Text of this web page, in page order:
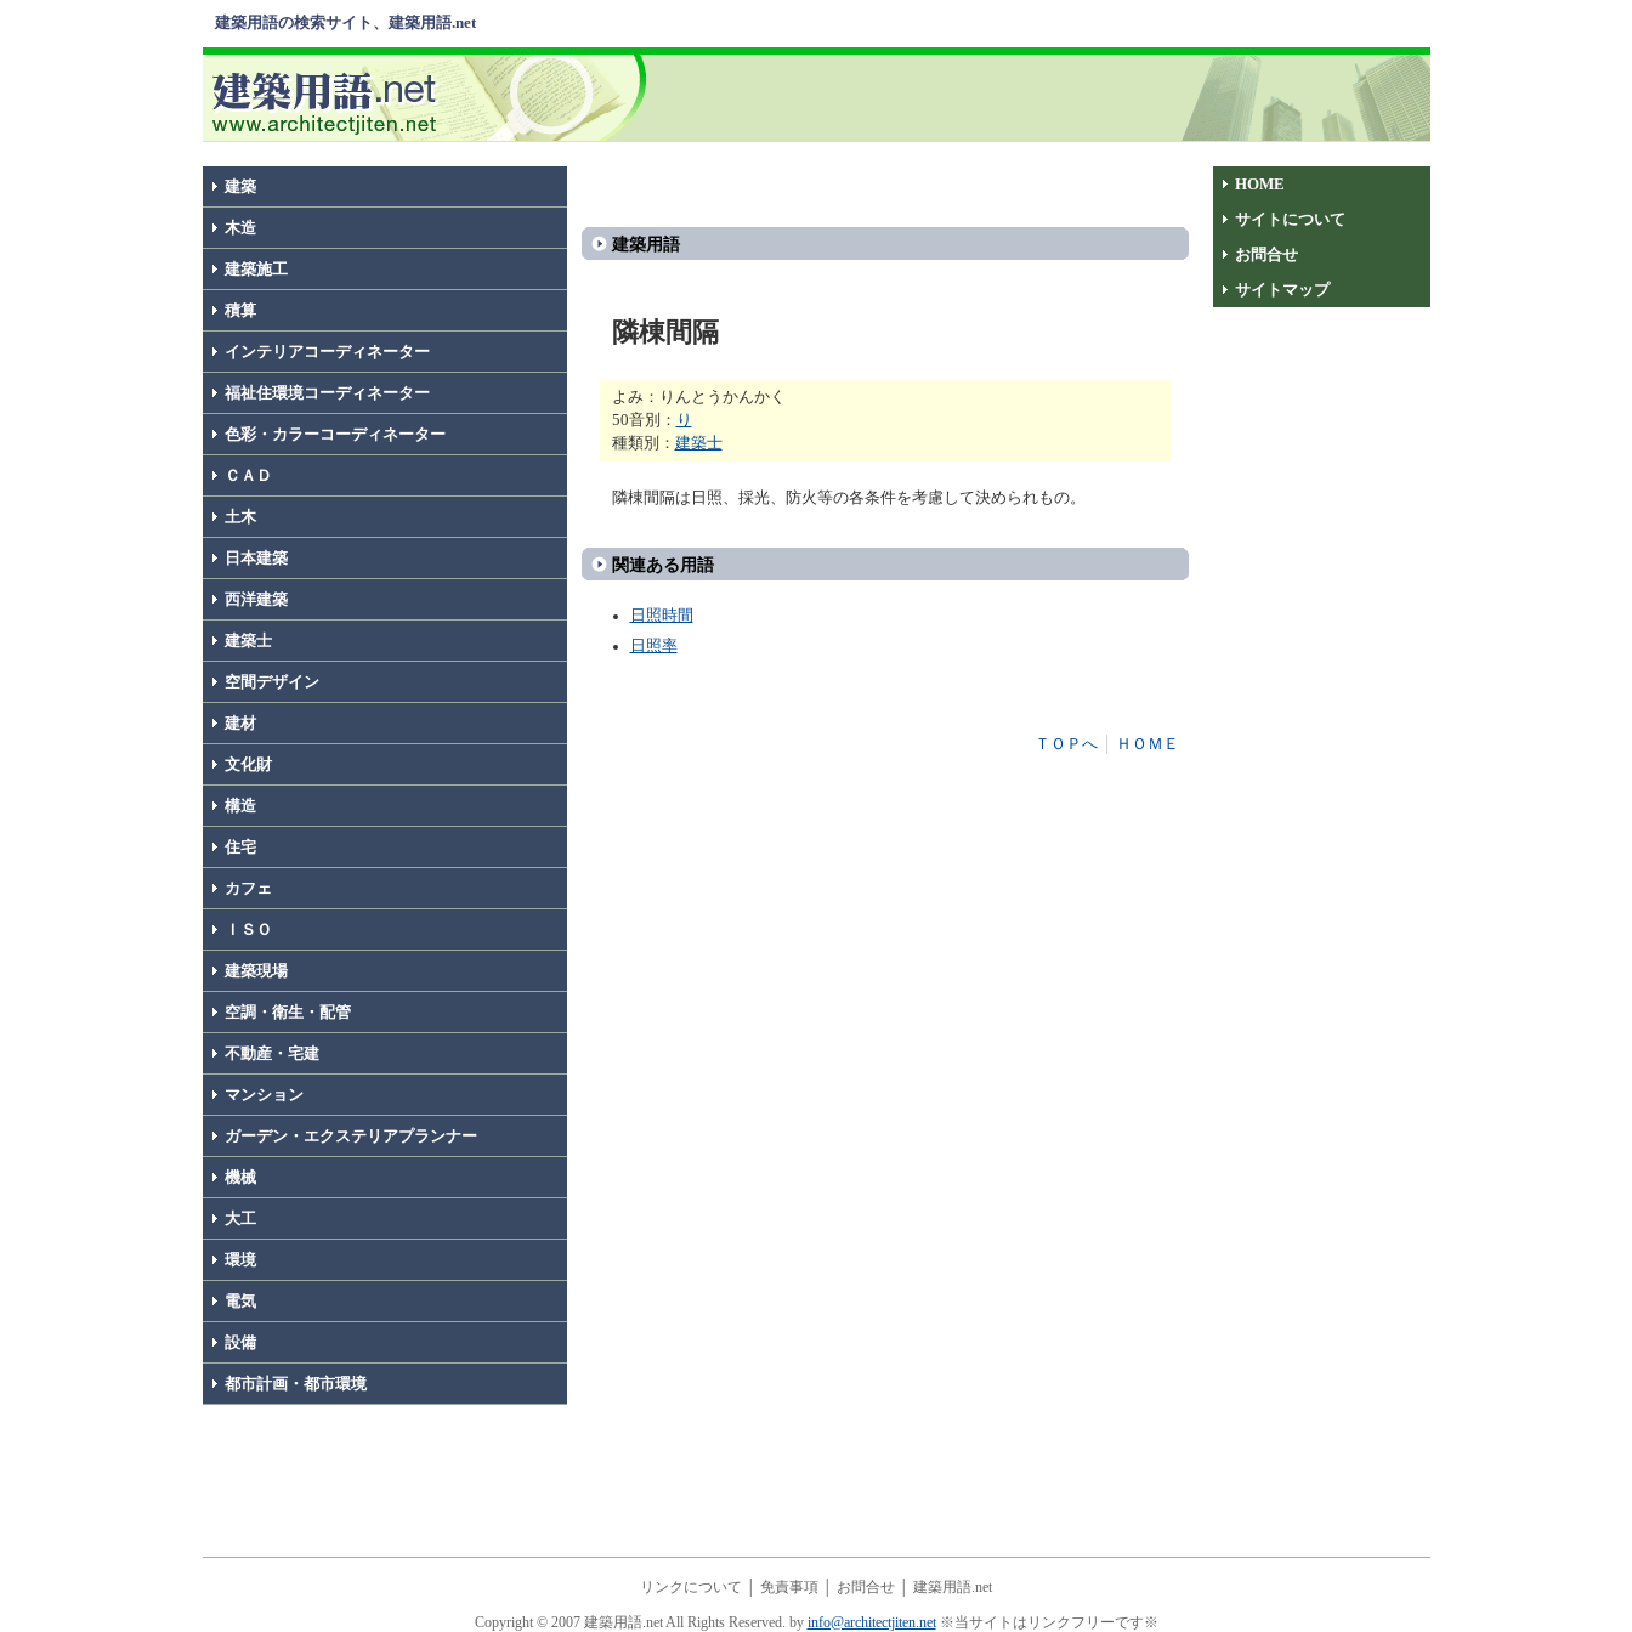
建築用語の検索サイト、建築用語.net
建築
木造
建築施工
積算
インテリアコーディネーター
福祉住環境コーディネーター
色彩・カラーコーディネーター
ＣＡＤ
土木
日本建築
西洋建築
建築士
空間デザイン
建材
文化財
構造
住宅
カフェ
ＩＳＯ
建築現場
空調・衛生・配管
不動産・宅建
マンション
ガーデン・エクステリアプランナー
機械
大工
環境
電気
設備
都市計画・都市環境
建築用語
隣棟間隔
よみ：りんとうかんかく
50音別： り
種類別： 建築士
隣棟間隔は日照、採光、防火等の各条件を考慮して決められもの。
関連ある用語
日照時間
日照率
ＴＯＰへ│ ＨＯＭＥ
HOME
サイトについて
お問合せ
サイトマップ
リンクについて 免責事項 お問合せ 建築用語.net
Copyright © 2007 建築用語.net All Rights Reserved. by info@architectjiten.net※当サイトはリンクフリーです※